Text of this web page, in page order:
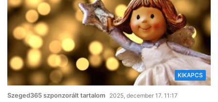
KIKAPCS
Szeged365 szponzorált tartalom 2025, december 17. 11:17